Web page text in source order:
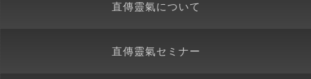
直傳靈氣について
直傳靈氣セミナー